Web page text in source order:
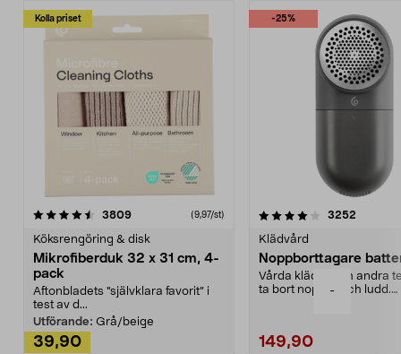
-
Kolla priset
3809recensioner (9,97/st)
Köksrengöring & disk
Mikrofiberduk 32 x 31 cm, 4-
pack
Aftonbladets "självklara favorit” i
test av d...
Utförande: Grå/beige
39,90
-25%
4.0av 5 stjärnor 3252
Klädvård
Noppborttagare
Vårda kläder och andra
ta bort noppor och ludd.
149,90
4.5av 5 stjärnor